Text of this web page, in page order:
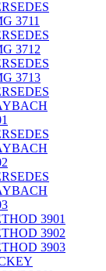
3711
3712
3713
3901
3902
3903